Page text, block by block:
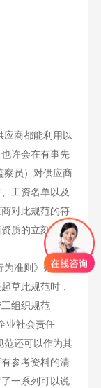
商都能利用以
许会在有事先
察员）对供应商
工资名单以及
对此规范的符
质的立刻结束
准则》效仿和
草此规范时，
组织规范
业社会责任
范还可以作为其
参考资料的清
一系列可以说